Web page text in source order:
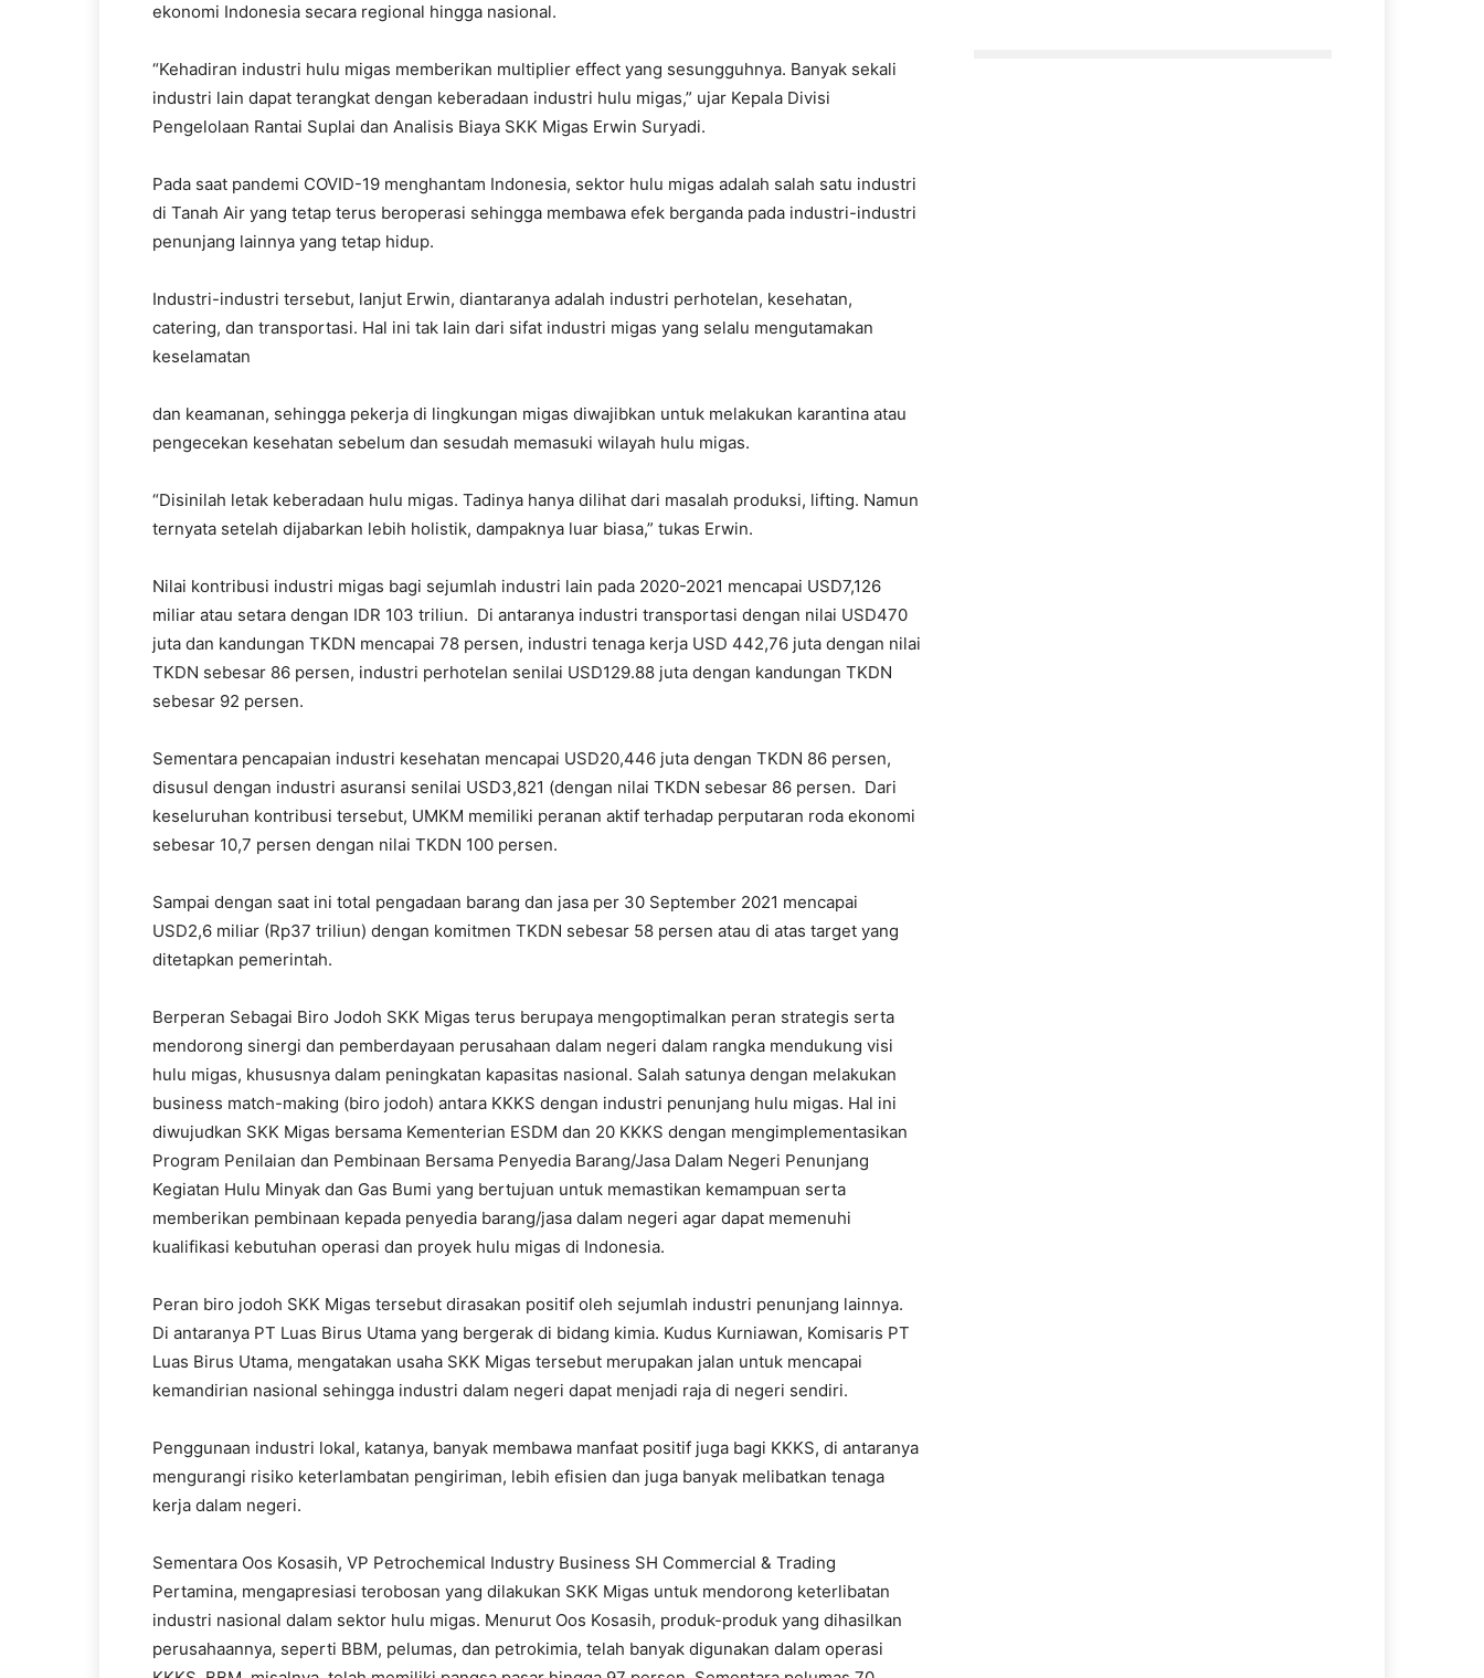
ekonomi Indonesia secara regional hingga nasional.
“Kehadiran industri hulu migas memberikan multiplier effect yang sesungguhnya. Banyak sekali
industri lain dapat terangkat dengan keberadaan industri hulu migas,” ujar Kepala Divisi
Pengelolaan Rantai Suplai dan Analisis Biaya SKK Migas Erwin Suryadi.
Pada saat pandemi COVID-19 menghantam Indonesia, sektor hulu migas adalah salah satu industri
di Tanah Air yang tetap terus beroperasi sehingga membawa efek berganda pada industri-industri
penunjang lainnya yang tetap hidup.
Industri-industri tersebut, lanjut Erwin, diantaranya adalah industri perhotelan, kesehatan,
catering, dan transportasi. Hal ini tak lain dari sifat industri migas yang selalu mengutamakan
keselamatan
dan keamanan, sehingga pekerja di lingkungan migas diwajibkan untuk melakukan karantina atau
pengecekan kesehatan sebelum dan sesudah memasuki wilayah hulu migas.
“Disinilah letak keberadaan hulu migas. Tadinya hanya dilihat dari masalah produksi, lifting. Namun
ternyata setelah dijabarkan lebih holistik, dampaknya luar biasa,” tukas Erwin.
Nilai kontribusi industri migas bagi sejumlah industri lain pada 2020-2021 mencapai USD7,126
miliar atau setara dengan IDR 103 triliun. Di antaranya industri transportasi dengan nilai USD470
juta dan kandungan TKDN mencapai 78 persen, industri tenaga kerja USD 442,76 juta dengan nilai
TKDN sebesar 86 persen, industri perhotelan senilai USD129.88 juta dengan kandungan TKDN
sebesar 92 persen.
Sementara pencapaian industri kesehatan mencapai USD20,446 juta dengan TKDN 86 persen,
disusul dengan industri asuransi senilai USD3,821 (dengan nilai TKDN sebesar 86 persen. Dari
keseluruhan kontribusi tersebut, UMKM memiliki peranan aktif terhadap perputaran roda ekonomi
sebesar 10,7 persen dengan nilai TKDN 100 persen.
Sampai dengan saat ini total pengadaan barang dan jasa per 30 September 2021 mencapai
USD2,6 miliar (Rp37 triliun) dengan komitmen TKDN sebesar 58 persen atau di atas target yang
ditetapkan pemerintah.
Berperan Sebagai Biro Jodoh SKK Migas terus berupaya mengoptimalkan peran strategis serta
mendorong sinergi dan pemberdayaan perusahaan dalam negeri dalam rangka mendukung visi
hulu migas, khususnya dalam peningkatan kapasitas nasional. Salah satunya dengan melakukan
business match-making (biro jodoh) antara KKKS dengan industri penunjang hulu migas. Hal ini
diwujudkan SKK Migas bersama Kementerian ESDM dan 20 KKKS dengan mengimplementasikan
Program Penilaian dan Pembinaan Bersama Penyedia Barang/Jasa Dalam Negeri Penunjang
Kegiatan Hulu Minyak dan Gas Bumi yang bertujuan untuk memastikan kemampuan serta
memberikan pembinaan kepada penyedia barang/jasa dalam negeri agar dapat memenuhi
kualifikasi kebutuhan operasi dan proyek hulu migas di Indonesia.
Peran biro jodoh SKK Migas tersebut dirasakan positif oleh sejumlah industri penunjang lainnya.
Di antaranya PT Luas Birus Utama yang bergerak di bidang kimia. Kudus Kurniawan, Komisaris PT
Luas Birus Utama, mengatakan usaha SKK Migas tersebut merupakan jalan untuk mencapai
kemandirian nasional sehingga industri dalam negeri dapat menjadi raja di negeri sendiri.
Penggunaan industri lokal, katanya, banyak membawa manfaat positif juga bagi KKKS, di antaranya
mengurangi risiko keterlambatan pengiriman, lebih efisien dan juga banyak melibatkan tenaga
kerja dalam negeri.
Sementara Oos Kosasih, VP Petrochemical Industry Business SH Commercial & Trading
Pertamina, mengapresiasi terobosan yang dilakukan SKK Migas untuk mendorong keterlibatan
industri nasional dalam sektor hulu migas. Menurut Oos Kosasih, produk-produk yang dihasilkan
perusahaannya, seperti BBM, pelumas, dan petrokimia, telah banyak digunakan dalam operasi